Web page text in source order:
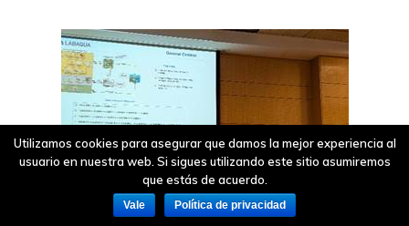
Utilizamos cookies para asegurar que damos la mejor experiencia al
usuario en nuestra web. Si sigues utilizando este sitio asumiremos
que estás de acuerdo.
Vale Política de privacidad